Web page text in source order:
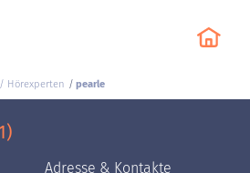
Hörexperten pearle
Adresse & Kontakte